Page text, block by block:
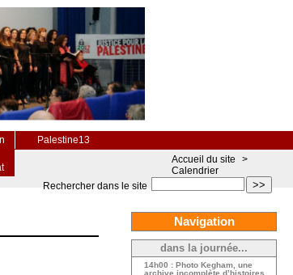
Palestine13
>>
Rechercher dans le site
Accueil du site
>
Calendrier
Navigation
dans la journée...
14h00 : Photo Kegham, une
archive incomplète d’histoires